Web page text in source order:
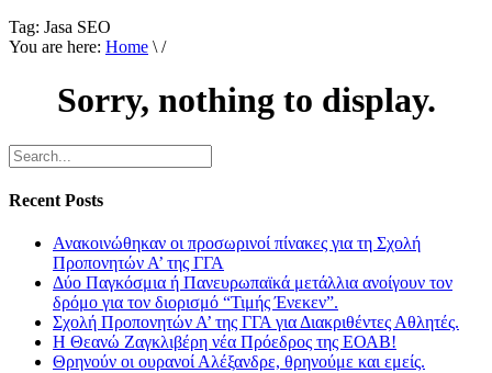
Tag: Jasa SEO
You are here: Home \ /
Sorry, nothing to display.
Recent Posts
Ανακοινώθηκαν οι προσωρινοί πίνακες για τη Σχολή
Προπονητών Α’ της ΓΓΑ
Δύο Παγκόσμια ή Πανευρωπαϊκά μετάλλια ανοίγουν τον
δρόμο για τον διορισμό “Τιμής Ένεκεν”.
Σχολή Προπονητών Α’ της ΓΓΑ για Διακριθέντες Αθλητές.
Η Θεανώ Ζαγκλιβέρη νέα Πρόεδρος της ΕΟΑΒ!
Θρηνούν οι ουρανοί Αλέξανδρε, θρηνούμε και εμείς.